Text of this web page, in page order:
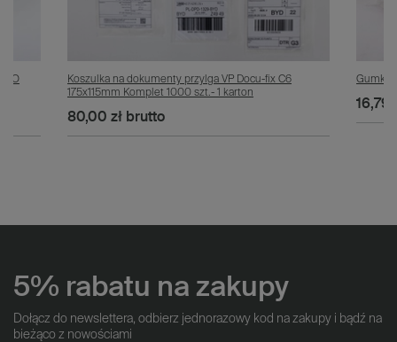
Koszulka na dokumenty przylga VP Docu-fix C6
175x115mm Komplet 1000 szt.- 1 karton
80,00 złbrutto
Gumki
16,79
5% rabatu na zakupy
Dołącz do newslettera, odbierz jednorazowy kod na zakupy i bądź na
bieżąco z nowościami